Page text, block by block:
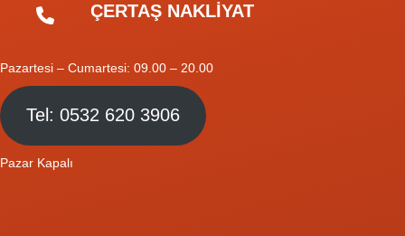
ÇERTAŞ NAKLİYAT
Pazartesi – Cumartesi: 09.00 – 20.00
Tel: 0532 620 3906
Pazar Kapalı